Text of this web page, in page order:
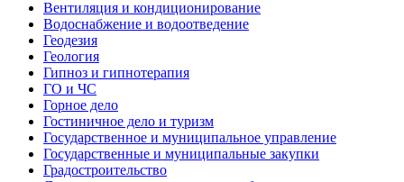
Вентиляция и кондиционирование
Водоснабжение и водоотведение
Геодезия
Геология
Гипноз и гипнотерапия
ГО и ЧС
Горное дело
Гостиничное дело и туризм
Государственное и муниципальное управление
Государственные и муниципальные закупки
Градостроительство